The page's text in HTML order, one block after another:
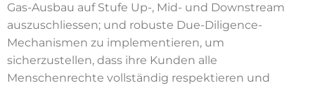
Gas-Ausbau auf Stufe Up-, Mid- und Downstream
auszuschliessen; und robuste Due-Diligence-
Mechanismen zu implementieren, um
sicherzustellen, dass ihre Kunden alle
Menschenrechte vollständig respektieren und